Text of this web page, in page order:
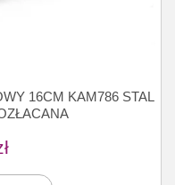
16CM KAM786 STAL